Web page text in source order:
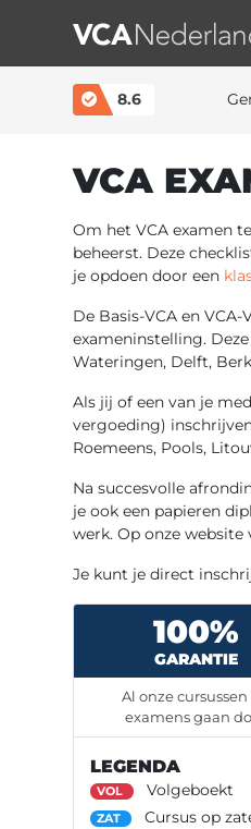
MAIN NAVIGATION
8.6
VCA
Om het VCA examen
beheerst. Deze
je opdoen door een
De Basis-VCA en
exameninstelling.
Wateringen, Delft,
Als jij of een van je
vergoeding)
Roemeens, Pools,
Na succesvolle
je ook een papieren
werk. Op onze
Je kunt je direct
100%
GARANTIE
Al onze cursussen
examens gaan
LEGENDA
VOL Volgeboekt
ZAT Cursus op